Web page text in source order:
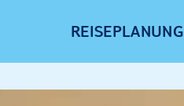
REISEPLANUNG